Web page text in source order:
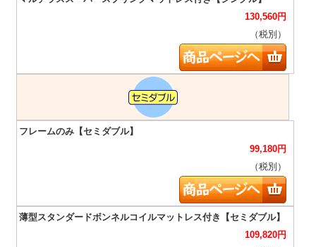
130,560円
（税別）
99,180円
（税別）
109,820円